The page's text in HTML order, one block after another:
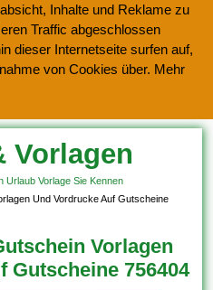
Inhalte und Reklame zu
Traffic abgeschlossen
dieser Internetseite surfen auf,
von Cookies über. Mehr
Vorlagen
Urlaub Vorlage Sie Kennen
Und Vordrucke Auf Gutscheine
Vorlagen
Gutscheine 756404